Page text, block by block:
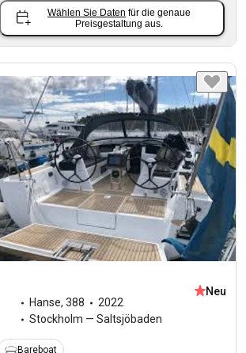
Wählen Sie Daten für die genaue
Preisgestaltung aus.
Hanse,388
2022
Stockholm — Saltsjöbaden
Neu
Bareboat